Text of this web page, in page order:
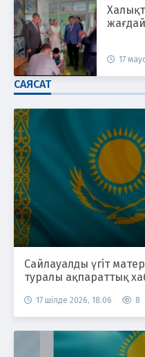
17
САЯСАТ
Сайлауалды үгіт
туралы ақпараттық
17 шілде 2026, 18:06 8